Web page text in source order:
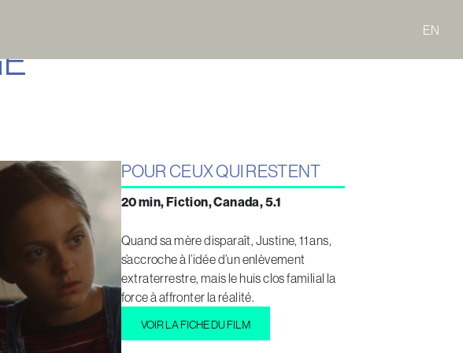
EN
POUR CEUX QUI RESTENT
20 min, Fiction, Canada, 5.1
Quand sa mère disparaît, Justine, 11 ans,
s’accroche à l’idée d’un enlèvement
extraterrestre, mais le huis clos familial la
force à affronter la réalité.
VOIR LA FICHE DU FILM